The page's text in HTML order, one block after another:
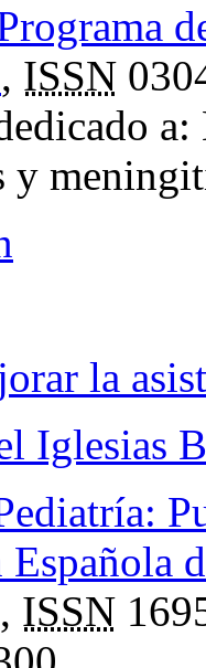
, ISSN
y
la
Iglesias
ISSN